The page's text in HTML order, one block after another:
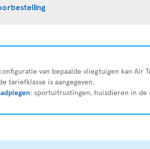
van bepaalde vliegtuigen kan Air
tariefklasse is aangegeven.
: sportuitrustingen, huisdieren in de